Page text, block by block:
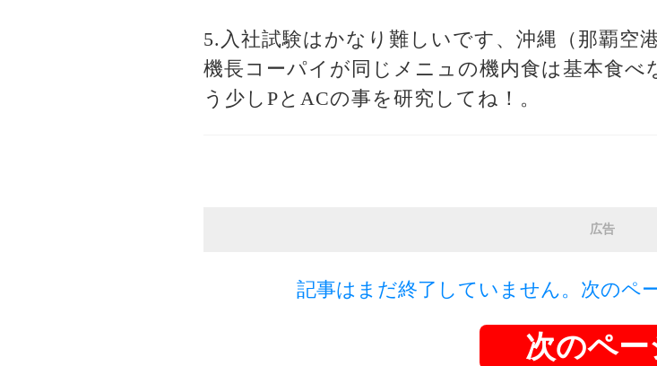
5.入社試験はかなり難しいです、沖縄（那覇空
機長コーパイが同じメニュの機内食は基本食
う少しPとACの事を研究してね！。
広告
記事はまだ終了していません。次のペ
次のペー